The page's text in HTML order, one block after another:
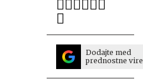
Dodajte med
prednostne vire